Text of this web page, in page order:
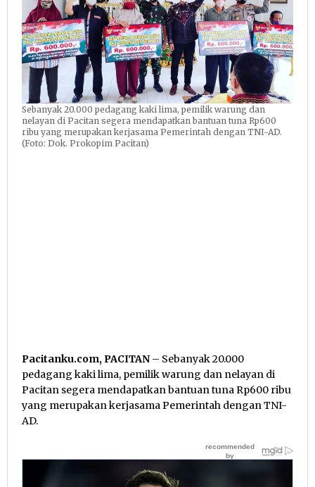
Sebanyak 20.000 pedagang kaki lima, pemilik warung dan
nelayan di Pacitan segera mendapatkan bantuan tuna Rp600
ribu yang merupakan kerjasama Pemerintah dengan TNI-AD.
(Foto: Dok. Prokopim Pacitan)
Pacitanku.com, PACITAN – Sebanyak 20.000
pedagang kaki lima, pemilik warung dan nelayan di
Pacitan segera mendapatkan bantuan tuna Rp600 ribu
yang merupakan kerjasama Pemerintah dengan TNI-
AD.